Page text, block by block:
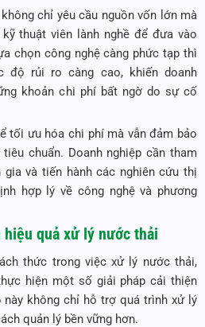
chỉ yêu cầu nguồn vốn lớn mà
thuật viên lành nghề để đưa vào
chọn công nghệ càng phức tạp thì
độ rủi ro càng cao, khiến doanh
khoản chi phí bất ngờ do sự cố
tối ưu hóa chi phí mà vẫn đảm bảo
chuẩn. Doanh nghiệp cần tham
và tiến hành các nghiên cứu thị
hợp lý về công nghệ và phương
quả xử lý nước thải
thức trong việc xử lý nước thải,
hiện một số giải pháp cải thiện
này không chỉ hỗ trợ quá trình xử lý
quản lý bền vững hơn.